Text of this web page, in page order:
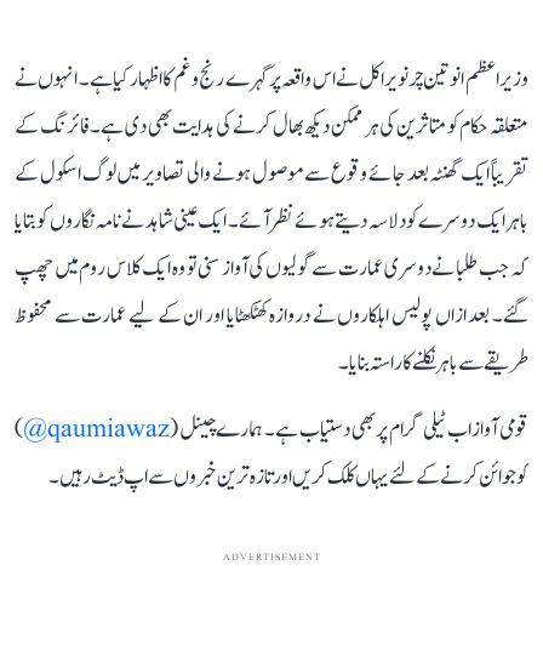
وزیر اعظم انوتین چرنویراکل نے اس واقعہ پر گہرے رنج و غم کا اظہار کیا ہے۔ انہوں نے
متعلقہ حکام کو متاثرین کی ہر ممکن دیکھ بھال کرنے کی ہدایت بھی دی ہے۔ فائرنگ کے
تقریباً ایک گھنٹہ بعد جائے وقوع سے موصول ہونے والی تصاویر میں لوگ اسکول کے
باہر ایک دوسرے کو دلاسہ دیتے ہوئے نظر آئے۔ ایک عینی شاہد نے نامہ نگاروں کو بتایا
کہ جب طلبا نے دوسری عمارت سے گولیوں کی آواز سنی تو وہ ایک کلاس روم میں چھپ
گئے۔ بعد ازاں پولیس اہلکاروں نے دروازہ کھٹکھٹایا اور ان کے لیے عمارت سے محفوظ
طریقے سے باہر نکلنے کا راستہ بنایا۔
قومی آواز اب ٹیلی گرام پر بھی دستیاب ہے۔ ہمارے چینل (qaumiawaz@
)
کو جوائن کرنے کے لئے یہاں کلک کریں اور تازہ ترین خبروں سے اپ ڈیٹ رہیں۔
ADVERTISEMENT